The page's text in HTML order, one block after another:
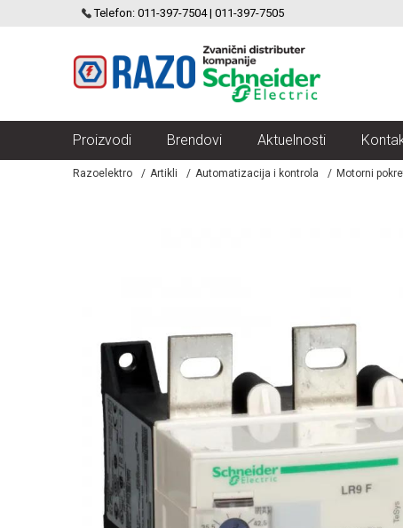
Telefon: 011-397-7504 | 011-397-7505
ELECTRIC VELIKI IZBOR MODULARNIH PREKIDACA I UTICNICA
Proizvodi Brendovi Aktuelnosti
Razoelektro Artikli Automatizacija i kontrola Motorni